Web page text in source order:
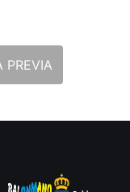
PREVIA